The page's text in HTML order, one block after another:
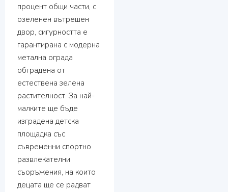
процент общи части, с
озеленен вътрешен
двор, сигурността е
гарантирана с модерна
метална ограда
обградена от
естествена зелена
растителност. За най-
малките ще бъде
изградена детска
площадка със
съвременни спортно
развлекателни
съоръжения, на които
децата ще се радват